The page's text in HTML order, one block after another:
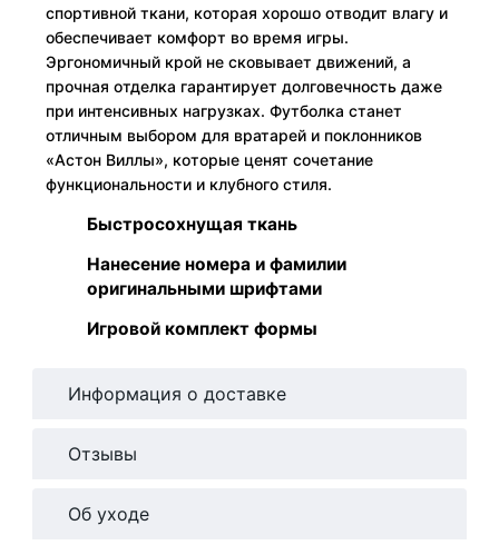
спортивной ткани, которая хорошо отводит влагу и
обеспечивает комфорт во время игры.
Эргономичный крой не сковывает движений, а
прочная отделка гарантирует долговечность даже
при интенсивных нагрузках. Футболка станет
отличным выбором для вратарей и поклонников
«Астон Виллы», которые ценят сочетание
функциональности и клубного стиля.
Быстросохнущая ткань
Нанесение номера и фамилии
оригинальными шрифтами
Игровой комплект формы
Информация о доставке
Отзывы
Об уходе